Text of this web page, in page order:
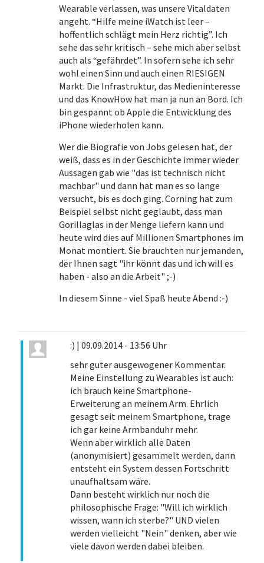
Wearable verlassen, was unsere Vitaldaten
angeht. “Hilfe meine iWatch ist leer –
hoffentlich schlägt mein Herz richtig”. Ich
sehe das sehr kritisch – sehe mich aber selbst
auch als “gefährdet”. In sofern sehe ich sehr
wohl einen Sinn und auch einen RIESIGEN
Markt. Die Infrastruktur, das Medieninteresse
und das KnowHow hat man ja nun an Bord. Ich
bin gespannt ob Apple die Entwicklung des
iPhone wiederholen kann.
Wer die Biografie von Jobs gelesen hat, der
weiß, dass es in der Geschichte immer wieder
Aussagen gab wie "das ist technisch nicht
machbar" und dann hat man es so lange
versucht, bis es doch ging. Corning hat zum
Beispiel selbst nicht geglaubt, dass man
Gorillaglas in der Menge liefern kann und
heute wird dies auf Millionen Smartphones im
Monat montiert. Sie brauchten nur jemanden,
der Ihnen sagt "ihr könnt das und ich will es
haben - also an die Arbeit" ;-)
In diesem Sinne - viel Spaß heute Abend :-)
:) | 09.09.2014 - 13:56 Uhr
sehr guter ausgewogener Kommentar.
Meine Einstellung zu Wearables ist auch:
ich brauch keine Smartphone-
Erweiterung an meinem Arm. Ehrlich
gesagt seit meinem Smartphone, trage
ich gar keine Armbanduhr mehr.
Wenn aber wirklich alle Daten
(anonymisiert) gesammelt werden, dann
entsteht ein System dessen Fortschritt
unaufhaltsam wäre.
Dann besteht wirklich nur noch die
philosophische Frage: "Will ich wirklich
wissen, wann ich sterbe?" UND vielen
werden vielleicht "Nein" denken, aber wie
viele davon werden dabei bleiben.